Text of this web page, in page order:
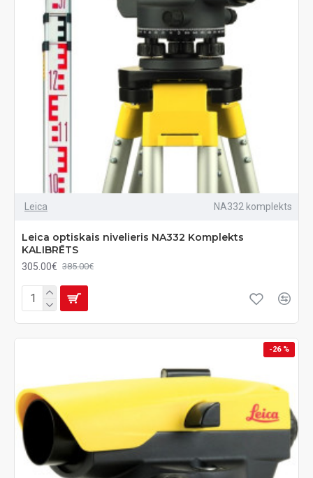
Leica NA332 komplekts
Leica optiskais nivelieris NA332 Komplekts
KALIBRĒTS
305.00€ 385.00€
-26 %